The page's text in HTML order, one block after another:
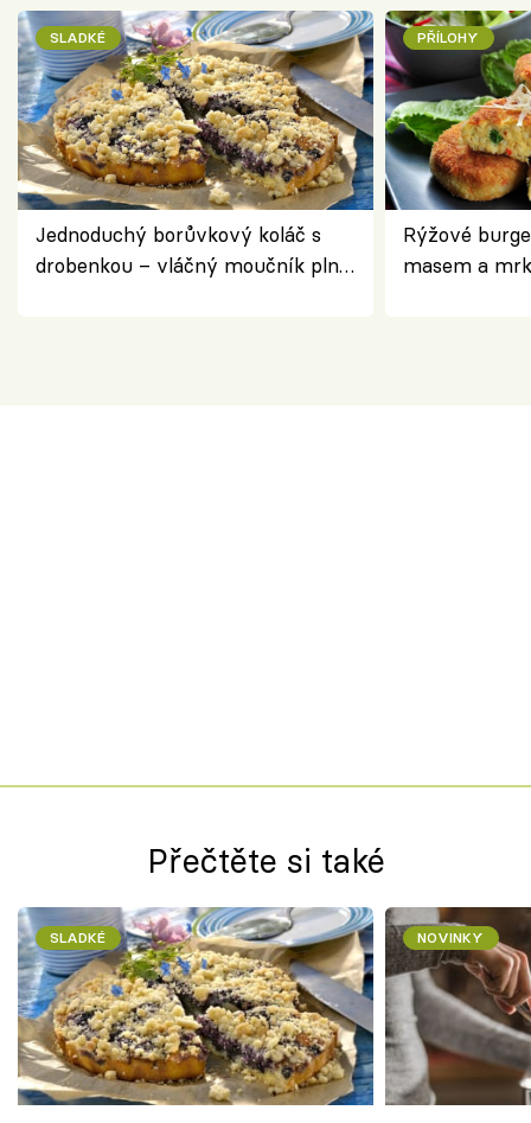
SLADKÉ
Jednoduchý borůvkový koláč s
drobenkou – vláčný moučník plný
PŘÍLOHY
Rýžové
masem a
Přečtěte si také
SLADKÉ NOVINKY